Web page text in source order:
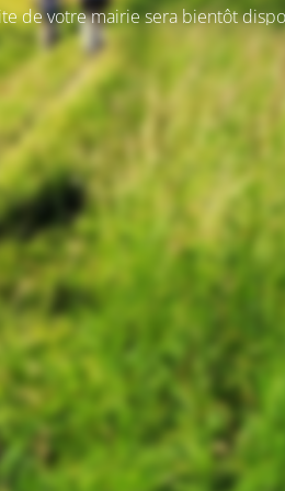
de votre mairie sera bientôt